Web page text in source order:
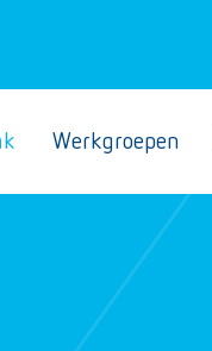
Werkgroepen